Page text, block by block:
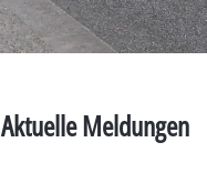
Aktuelle Meldungen